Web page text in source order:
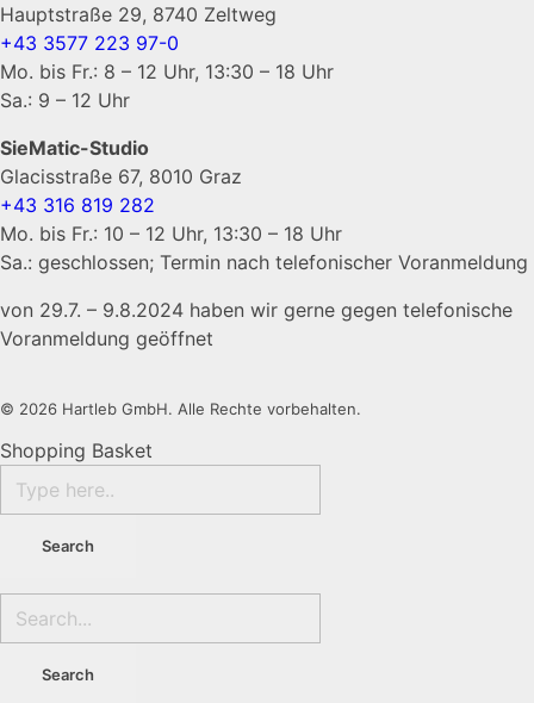
Hauptstraße 29, 8740 Zeltweg
+43 3577 223 97-0
Mo. bis Fr.: 8 – 12 Uhr, 13:30 – 18 Uhr
Sa.: 9 – 12 Uhr
SieMatic-Studio
Glacisstraße 67, 8010 Graz
+43 316 819 282
Mo. bis Fr.: 10 – 12 Uhr, 13:30 – 18 Uhr
Sa.: geschlossen; Termin nach telefonischer Voranmeldung
von 29.7. – 9.8.2024 haben wir gerne gegen telefonische
Voranmeldung geöffnet
© 2026 Hartleb GmbH. Alle Rechte vorbehalten.
Shopping Basket